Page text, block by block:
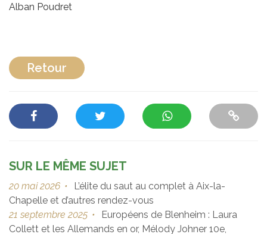
Alban Poudret
Retour
SUR LE MÊME SUJET
20 mai 2026 •
L’élite du saut au complet à Aix-la-
Chapelle et d’autres rendez-vous
21 septembre 2025 •
Européens de Blenheim : Laura
Collett et les Allemands en or, Mélody Johner 10e,